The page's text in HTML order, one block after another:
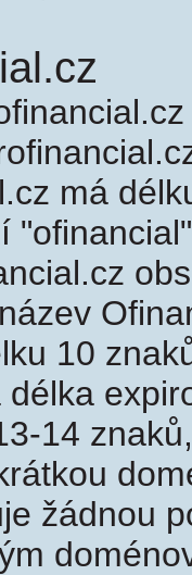
má
10
délka
14
žádnou